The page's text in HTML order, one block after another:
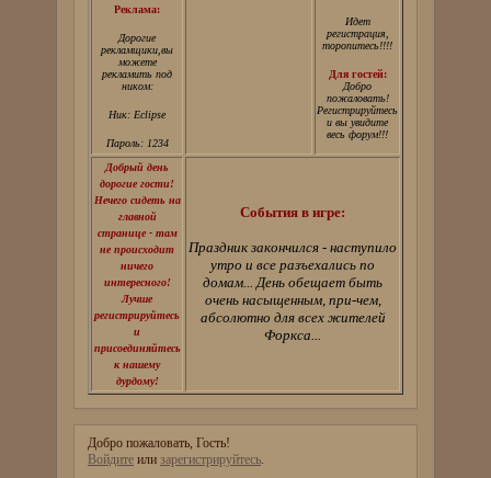
Идет
регистрация,
торопитесь!!!!
Для гостей:
Добро
пожаловать!
Регистрируйтесь
и вы увидите
весь форум!!!
Реклама:
Дорогие
рекламщики,вы
можете
рекламить под
ником:
Ник: Eclipse
Пароль: 1234
Добрый день
дорогие гости!
Нечего сидеть на
главной
странице - там
не происходит
ничего
интересного!
Лучше
регистрируйтесь
и
присоединяйтесь
к нашему
дурдому!
События в игре:
Праздник закончился - наступило
утро и все разъехались по
домам... День обещает быть
очень насыщенным, при-чем,
абсолютно для всех жителей
Форкса...
Добро пожаловать, Гость!
Войдите или зарегистрируйтесь.